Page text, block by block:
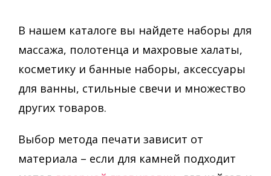
В нашем каталоге вы найдете наборы для
массажа, полотенца и махровые халаты,
косметику и банные наборы, аксессуары
для ванны, стильные свечи и множество
других товаров.
Выбор метода печати зависит от
материала – если для камней подходит